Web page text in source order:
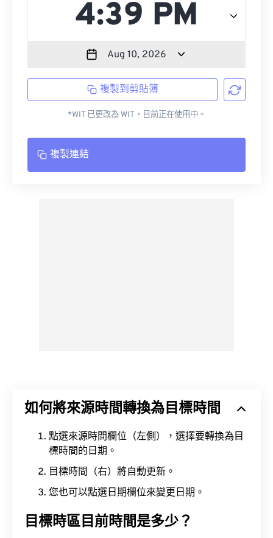
複製到剪貼簿
*WIT 已更改為 WIT，目前正在使用中。
複製連結
如何將來源時間轉換為目標時間
點選來源時間欄位（左側），選擇要轉換為目
標時間的日期。
目標時間（右）將自動更新。
您也可以點選日期欄位來變更日期。
目標時區目前時間是多少？